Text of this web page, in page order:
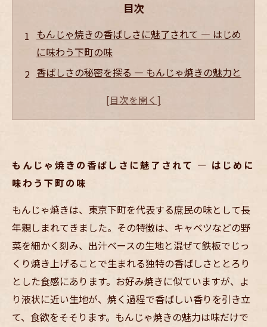
目次
もんじゃ焼きの香ばしさに魅了されて — はじめ
に味わう下町の味
香ばしさの秘密を探る — もんじゃ焼きの魅力と
居酒屋の温かい空間で味わう — もんじゃ焼きと
のストーリー
締めくくりに感じる幸せ — もんじゃ焼きと居酒
屋文化の奥深さ
香ばしさ際立つもんじゃ焼きとは？その美味し
さの秘密に迫る
居酒屋で楽しむもんじゃ焼きの魅力と、心温ま
る下町の空気感
もんじゃ焼きの香ばしさに魅了されて — はじめに
味わう下町の味
もんじゃ焼きは、東京下町を代表する庶民の味として長
年親しまれてきました。その特徴は、キャベツなどの野
菜を細かく刻み、出汁ベースの生地と混ぜて鉄板でじっ
くり焼き上げることで生まれる独特の香ばしさととろり
とした食感にあります。お好み焼きに似ていますが、よ
り液状に近い生地が、焼く過程で香ばしい香りを引き立
て、食欲をそそります。もんじゃ焼きの魅力は味だけで